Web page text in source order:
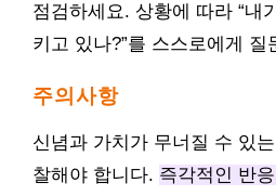
점검하세요. 상황에 따라 “내
키고 있나?”를 스스로에게 질
주의사항
신념과 가치가 무너질 수 있
찰해야 합니다. 즉각적인 반